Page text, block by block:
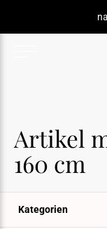
Artikel
160 cm
Kategorien